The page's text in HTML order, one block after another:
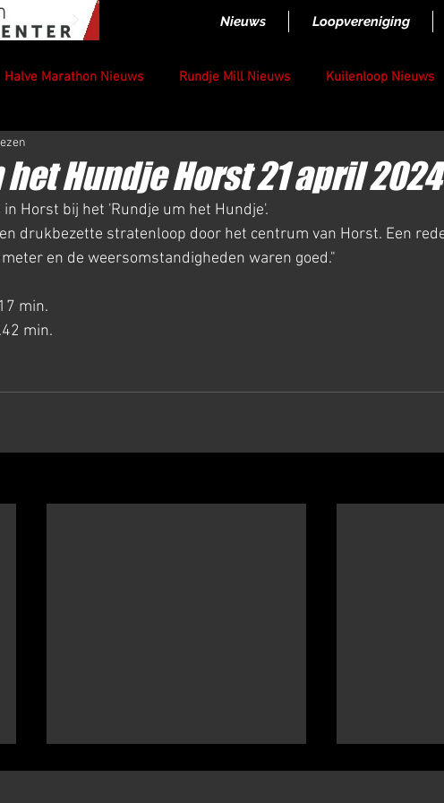
Nieuws Loopvereniging
Halve Marathon Nieuws Rundje Mill Nieuws Kuilenloop Nieuws
Hundje Horst 21 april 2024
Horst bij het 'Rundje um het Hundje'.
drukbezette stratenloop door het centrum van Horst. Een
en de weersomstandigheden waren goed."
min.
min.